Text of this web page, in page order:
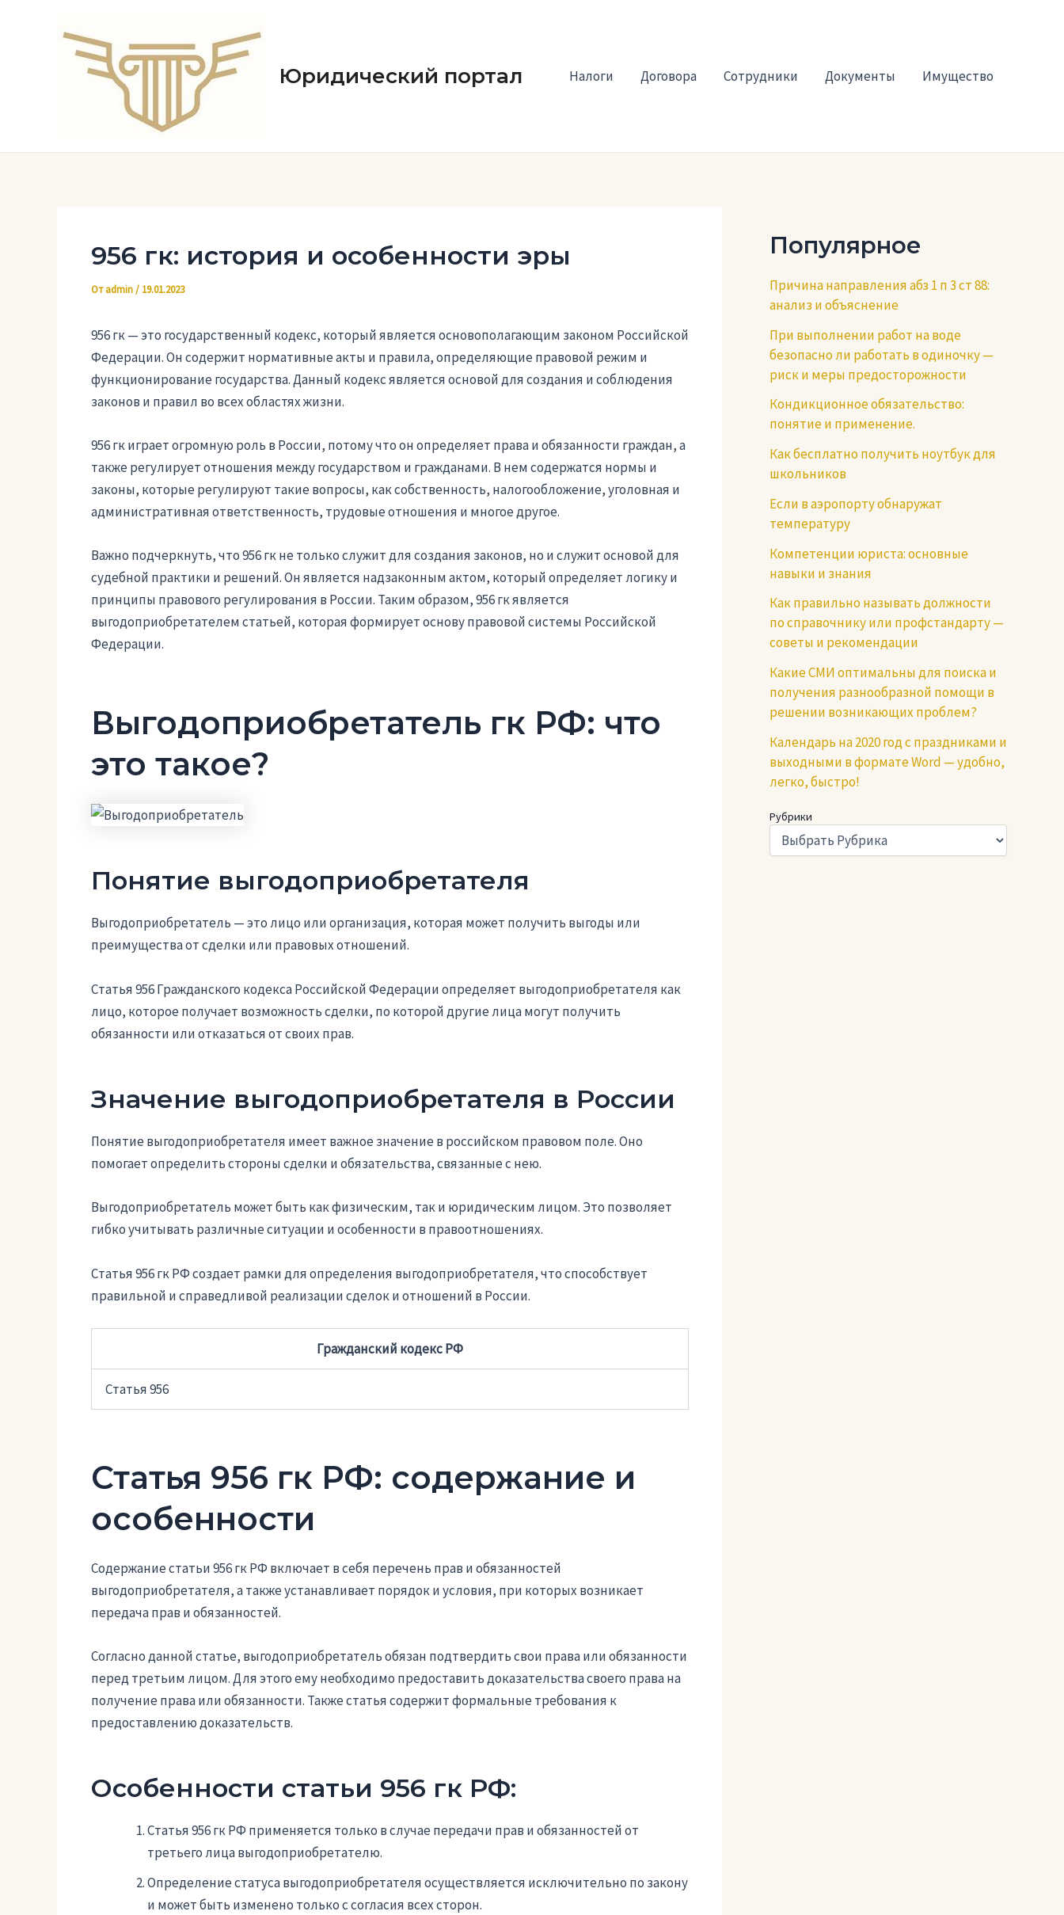
содержимому
Юридический портал Налоги Договора Сотрудники Документы Имущество
956 гк: история и особенности эры
Отadmin/ 19.01.2023
956 гк — это государственный кодекс, который является основополагающим законом Российской
Федерации. Он содержит нормативные акты и правила, определяющие правовой режим и
функционирование государства. Данный кодекс является основой для создания и соблюдения
законов и правил во всех областях жизни.
956 гк играет огромную роль в России, потому что он определяет права и обязанности граждан, а
также регулирует отношения между государством и гражданами. В нем содержатся нормы и
законы, которые регулируют такие вопросы, как собственность, налогообложение, уголовная и
административная ответственность, трудовые отношения и многое другое.
Важно подчеркнуть, что 956 гк не только служит для создания законов, но и служит основой для
судебной практики и решений. Он является надзаконным актом, который определяет логику и
принципы правового регулирования в России. Таким образом, 956 гк является
выгодоприобретателем статьей, которая формирует основу правовой системы Российской
Федерации.
Выгодоприобретатель гк РФ: что
это такое?
Понятие выгодоприобретателя
Выгодоприобретатель — это лицо или организация, которая может получить выгоды или
преимущества от сделки или правовых отношений.
Статья 956 Гражданского кодекса Российской Федерации определяет выгодоприобретателя как
лицо, которое получает возможность сделки, по которой другие лица могут получить
обязанности или отказаться от своих прав.
Значение выгодоприобретателя в России
Понятие выгодоприобретателя имеет важное значение в российском правовом поле. Оно
помогает определить стороны сделки и обязательства, связанные с нею.
Выгодоприобретатель может быть как физическим, так и юридическим лицом. Это позволяет
гибко учитывать различные ситуации и особенности в правоотношениях.
Статья 956 гк РФ создает рамки для определения выгодоприобретателя, что способствует
правильной и справедливой реализации сделок и отношений в России.
Гражданский кодекс РФ
Статья 956
Статья 956 гк РФ: содержание и
особенности
Содержание статьи 956 гк РФ включает в себя перечень прав и обязанностей
выгодоприобретателя, а также устанавливает порядок и условия, при которых возникает
передача прав и обязанностей.
Согласно данной статье, выгодоприобретатель обязан подтвердить свои права или обязанности
перед третьим лицом. Для этого ему необходимо предоставить доказательства своего права на
получение права или обязанности. Также статья содержит формальные требования к
предоставлению доказательств.
Особенности статьи 956 гк РФ:
Статья 956 гк РФ применяется только в случае передачи прав и обязанностей от
третьего лица выгодоприобретателю.
Определение статуса выгодоприобретателя осуществляется исключительно по закону
и может быть изменено только с согласия всех сторон.
Популярное
Причина направления абз 1 п 3 ст 88:
анализ и объяснение
При выполнении работ на воде
безопасно ли работать в одиночку —
риск и меры предосторожности
Кондикционное обязательство:
понятие и применение.
Как бесплатно получить ноутбук для
школьников
Если в аэропорту обнаружат
температуру
Компетенции юриста: основные
навыки и знания
Как правильно называть должности
по справочнику или профстандарту —
советы и рекомендации
Какие СМИ оптимальны для поиска и
получения разнообразной помощи в
решении возникающих проблем?
Календарь на 2020 год с праздниками и
выходными в формате Word — удобно,
легко, быстро!
Рубрики